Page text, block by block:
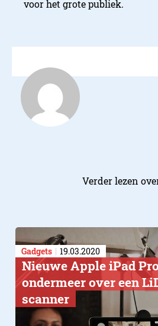
voor het grote publiek.
Verder lezen
Gadgets 19.03.2020
Nieuwe Apple iPad
ondermeer over een
scanner